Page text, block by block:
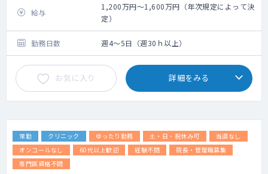
手術数：月15回程度
外来、病棟管理、ご希望であれば内視鏡検査
給与
1,200万円～1,600万円（年次規定によって決
定）
勤務日数 週4～5日（週30ｈ以上）
お気に入り 詳細をみる
常勤 クリニック ゆったり勤務 土・日・祝休み可
当直なし
オンコールなし
60代以上歓迎 経験不問
院長・管理職募集
専門医資格不問